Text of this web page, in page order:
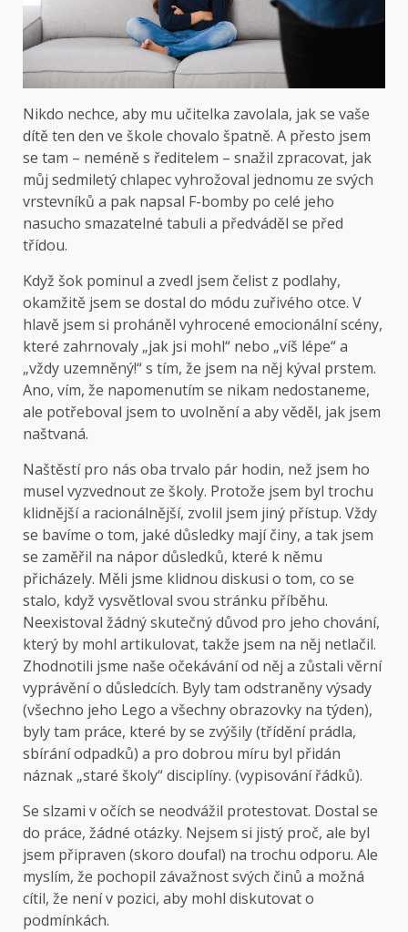
Nikdo nechce, aby mu učitelka zavolala, jak se vaše
dítě ten den ve škole chovalo špatně. A přesto jsem
se tam – neméně s ředitelem – snažil zpracovat, jak
můj sedmiletý chlapec vyhrožoval jednomu ze svých
vrstevníků a pak napsal F-bomby po celé jeho
nasucho smazatelné tabuli a předváděl se před
třídou.
Když šok pominul a zvedl jsem čelist z podlahy,
okamžitě jsem se dostal do módu zuřivého otce. V
hlavě jsem si proháněl vyhrocené emocionální scény,
které zahrnovaly „jak jsi mohl“ nebo „víš lépe“ a
„vždy uzemněný!“ s tím, že jsem na něj kýval prstem.
Ano, vím, že napomenutím se nikam nedostaneme,
ale potřeboval jsem to uvolnění a aby věděl, jak jsem
naštvaná.
Naštěstí pro nás oba trvalo pár hodin, než jsem ho
musel vyzvednout ze školy. Protože jsem byl trochu
klidnější a racionálnější, zvolil jsem jiný přístup. Vždy
se bavíme o tom, jaké důsledky mají činy, a tak jsem
se zaměřil na nápor důsledků, které k němu
přicházely. Měli jsme klidnou diskusi o tom, co se
stalo, když vysvětloval svou stránku příběhu.
Neexistoval žádný skutečný důvod pro jeho chování,
který by mohl artikulovat, takže jsem na něj netlačil.
Zhodnotili jsme naše očekávání od něj a zůstali věrní
vyprávění o důsledcích. Byly tam odstraněny výsady
(všechno jeho Lego a všechny obrazovky na týden),
byly tam práce, které by se zvýšily (třídění prádla,
sbírání odpadků) a pro dobrou míru byl přidán
náznak „staré školy“ disciplíny. (vypisování řádků).
Se slzami v očích se neodvážil protestovat. Dostal se
do práce, žádné otázky. Nejsem si jistý proč, ale byl
jsem připraven (skoro doufal) na trochu odporu. Ale
myslím, že pochopil závažnost svých činů a možná
cítil, že není v pozici, aby mohl diskutovat o
podmínkách.